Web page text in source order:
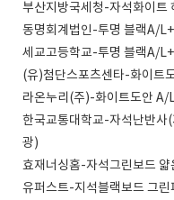
부산지방국세청-자석화이트
동명회계법인-투명 블랙A/
세교고등학교-투명 블랙A/
(유)첨단스포츠센타-화이트
라온누리(주)-화이트도안 A/
한국교통대학교-자석난반사
광)
효재너싱홈-자석그린보드
유퍼스트-지석블랙보드 그린